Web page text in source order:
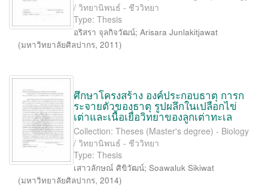
/ วิทยานิพนธ์ - ชีววิทยา
Type: Thesis
อริสรา จุลกิจวัฒน์; Arisara Junlakitjawat
(มหาวิทยาลัยศิลปากร, 2011)
ศึกษาโครงสร้าง องค์ประกอบธาตุ การก
ระจายตัวของธาตุ รูปผลึกในเปลือกไข่
เต่าและเนื้อเยื่อวิทยาของลูกเต่าทะเล
Collection: Theses (Master's degree) - Biology
/ วิทยานิพนธ์ - ชีววิทยา
Type: Thesis
เสาวลักษณ์ ศิขิวัฒน์; Soawaluk Sikiwat
(มหาวิทยาลัยศิลปากร, 2014)